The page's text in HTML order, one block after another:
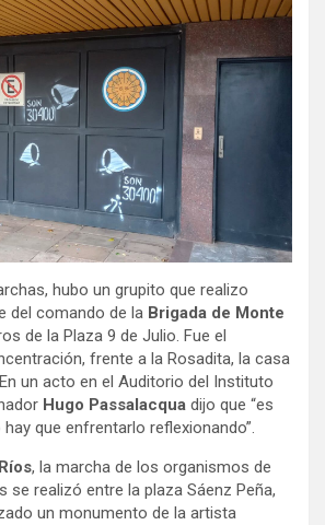
hubo un grupito que realizo
del comando de la Brigada de Monte
de la Plaza 9 de Julio. Fue el
frente a la Rosadita, la casa
un acto en el Auditorio del Instituto
Hugo Passalacqua dijo que “es
que enfrentarlo reflexionando”.
, la marcha de los organismos de
se realizó entre la plaza Sáenz Peña,
un monumento de la artista